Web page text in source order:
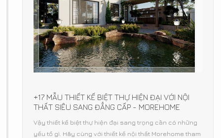
+17 MẪU THIẾT KẾ BIỆT THỰ HIỆN ĐẠI VỚI NỘI
THẤT SIÊU SANG ĐẲNG CẤP - MOREHOME
Vậy thiết kế biệt thự hiện đại sang trọng cần có những
yếu tố gì. Hãy cùng với thiết kế nội thất Morehome tham